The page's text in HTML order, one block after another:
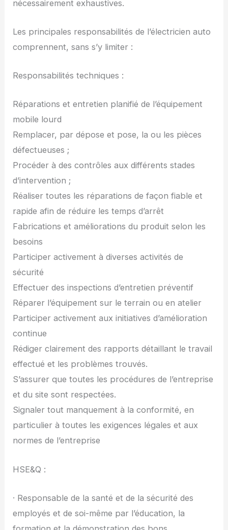
nécessairement exhaustives.
Les principales responsabilités de l’électricien auto
comprennent, sans s’y limiter :
Responsabilités techniques :
Réparations et entretien planifié de l’équipement
mobile lourd
Remplacer, par dépose et pose, la ou les pièces
défectueuses ;
Procéder à des contrôles aux différents stades
d’intervention ;
Réaliser toutes les réparations de façon fiable et
rapide afin de réduire les temps d’arrêt
Fabrications et améliorations du produit selon les
besoins
Participer activement à diverses activités de
sécurité
Effectuer des inspections d’entretien préventif
Réparer l’équipement sur le terrain ou en atelier
Participer activement aux initiatives d’amélioration
continue
Rédiger clairement des rapports détaillant le travail
effectué et les problèmes trouvés.
S’assurer que toutes les procédures de l’entreprise
et du site sont respectées.
Signaler tout manquement à la conformité, en
particulier à toutes les exigences légales et aux
normes de l’entreprise
HSE&Q :
· Responsable de la santé et de la sécurité des
employés et de soi-même par l’éducation, la